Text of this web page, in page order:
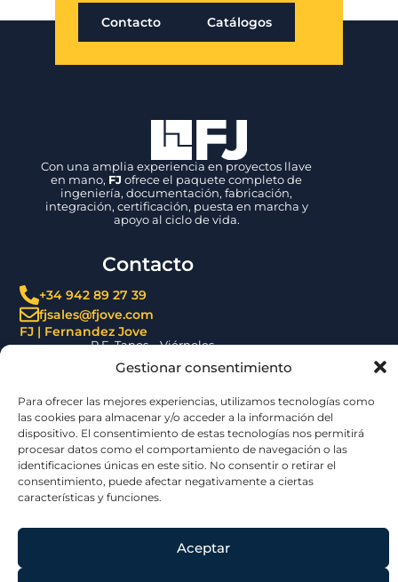
Gestionar consentimiento
Para ofrecer las mejores experiencias, utilizamos tecnologías como
las cookies para almacenar y/o acceder a la información del
dispositivo. El consentimiento de estas tecnologías nos permitirá
procesar datos como el comportamiento de navegación o las
identificaciones únicas en este sitio. No consentir o retirar el
consentimiento, puede afectar negativamente a ciertas
características y funciones.
Aceptar
Contacto Catálogos
Con una amplia experiencia en proyectos llave
en mano, FJ ofrece el paquete completo de
ingeniería, documentación, fabricación,
integración, certificación, puesta en marcha y
apoyo al ciclo de vida.
Contacto
+34 942 89 27 39
fjsales@fjove.com
FJ | Fernandez Jove
P.E. Tanos – Viérnoles,
C/ La Espina, 44, 39300, Cantabria – ESPAÑA